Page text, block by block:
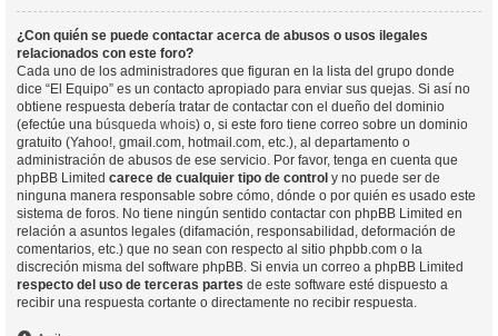
¿Con quién se puede contactar acerca de abusos o usos ilegales
relacionados con este foro?
Cada uno de los administradores que figuran en la lista del grupo donde
dice “El Equipo” es un contacto apropiado para enviar sus quejas. Si así no
obtiene respuesta debería tratar de contactar con el dueño del dominio
(efectúe una búsqueda whois) o, si este foro tiene correo sobre un dominio
gratuito (Yahoo!, gmail.com, hotmail.com, etc.), al departamento o
administración de abusos de ese servicio. Por favor, tenga en cuenta que
phpBB Limited carece de cualquier tipo de control y no puede ser de
ninguna manera responsable sobre cómo, dónde o por quién es usado este
sistema de foros. No tiene ningún sentido contactar con phpBB Limited en
relación a asuntos legales (difamación, responsabilidad, deformación de
comentarios, etc.) que no sean con respecto al sitio phpbb.com o la
discreción misma del software phpBB. Si envia un correo a phpBB Limited
respecto del uso de terceras partes de este software esté dispuesto a
recibir una respuesta cortante o directamente no recibir respuesta.